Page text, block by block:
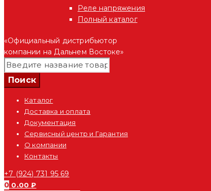
Реле напряжения
Полный каталог
«Официальный дистрибьютор
компании на Дальнем Востоке»
Каталог
Доставка и оплата
Документация
Сервисный центр и Гарантия
О компании
Контакты
+7 (924) 731 95 69
0 0.00₽